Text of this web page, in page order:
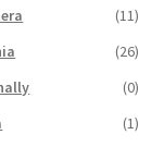
(11)
(26)
(0)
(1)